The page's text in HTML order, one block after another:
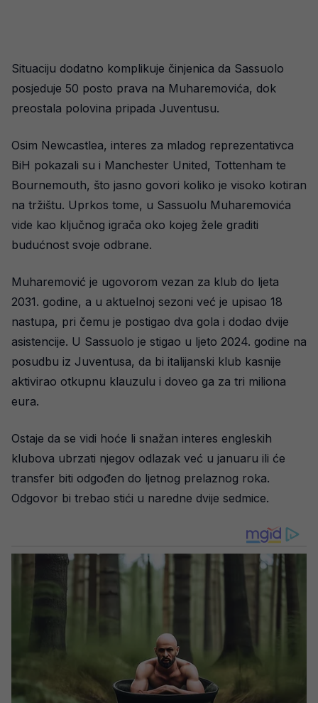
Situaciju dodatno komplikuje činjenica da Sassuolo
posjeduje 50 posto prava na Muharemovića, dok
preostala polovina pripada Juventusu.
Osim Newcastlea, interes za mladog reprezentativca
BiH pokazali su i Manchester United, Tottenham te
Bournemouth, što jasno govori koliko je visoko kotiran
na tržištu. Uprkos tome, u Sassuolu Muharemovića
vide kao ključnog igrača oko kojeg žele graditi
budućnost svoje odbrane.
Muharemović je ugovorom vezan za klub do ljeta
2031. godine, a u aktuelnoj sezoni već je upisao 18
nastupa, pri čemu je postigao dva gola i dodao dvije
asistencije. U Sassuolo je stigao u ljeto 2024. godine na
posudbu iz Juventusa, da bi italijanski klub kasnije
aktivirao otkupnu klauzulu i doveo ga za tri miliona
eura.
Ostaje da se vidi hoće li snažan interes engleskih
klubova ubrzati njegov odlazak već u januaru ili će
transfer biti odgođen do ljetnog prelaznog roka.
Odgovor bi trebao stići u naredne dvije sedmice.